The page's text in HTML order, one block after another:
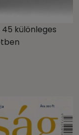
különleges